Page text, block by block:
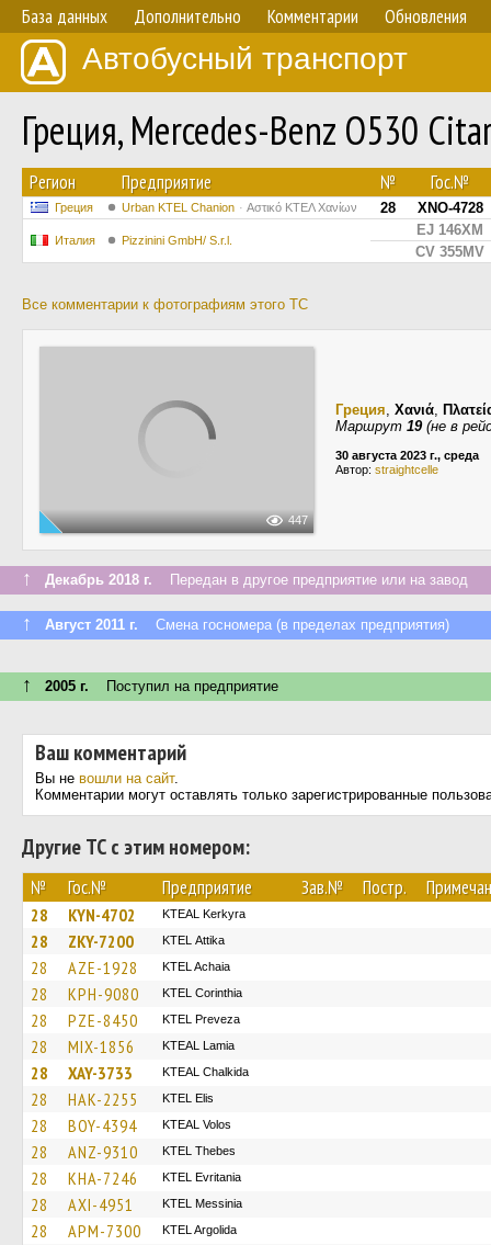
База данных Дополнительно Комментарии Обновления
Автобусный транспорт
Греция, Mercedes-Benz O530
Регион Предприятие № Гос.№
Греция Urban KTEL Chanion Αστικό ΚΤΕΛ Χανίων 28 XNO-4728
Италия Pizzinini GmbH/ S.r.l.
EJ 146XM
CV 355MV
Все комментарии к фотографиям этого ТС
447
Греция, Χανιά,
Маршрут 19(не в
30 августа 2023 г., среда
Автор: straightcelle
↑ Декабрь 2018 г. Передан в другое предприятие или на завод
↑ Август 2011 г. Смена госномера (в пределах предприятия)
↑ 2005 г. Поступил на предприятие
Ваш комментарий
Вы не вошли на сайт.
Комментарии могут оставлять только зарегистрированные
Другие ТС с этим номером:
№ Гос.№ Предприятие Зав.№ Постр.
28 KYN-4702 KTEAL Kerkyra
28 ZKY-7200 KΤΕL Αttika
28 AZE-1928 KTEL Achaia
28 KPH-9080 KTEL Corinthia
28 PZE-8450 KTEL Preveza
28 MIX-1856 KTEAL Lamia
28 XAY-3733 KTEAL Chalkida
28 HAK-2255 KTEL Elis
28 BOY-4394 KTEAL Volos
28 ANZ-9310 KTEL Thebes
28 KHA-7246 ΚΤΕL Evritania
28 AXI-4951 KTEL Messinia
28 APM-7300 KTEL Argolida